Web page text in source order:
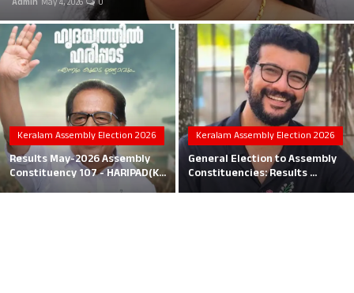
Business
Local News
Earn Money
Tutorials
Malayalam
Keralam Assembly Election 2026
Results May-2026 Assembly
Constituency 107 - HARIPAD(K...
Keralam Assembly Election 2026
General Election to Assembly
Constituencies: Results ...